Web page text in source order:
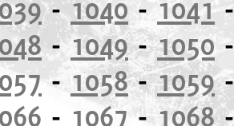
-1040 -1041
-1049-1050
-1058-1059
- 1067-1068